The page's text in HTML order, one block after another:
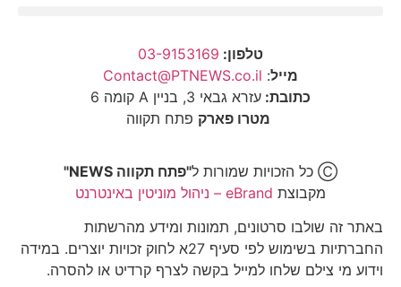
טלפון: 03-9153169
מייל:
Contact@PTNEWS.co.il
כתובת: עזרא גבאי 3, בניין A קומה 6
מטרו פארק פתח תקווה
Ⓒ כל הזכויות שמורות ל
"פתח תקווה NEWS"
מקבוצת eBrand – ניהול מוניטין באינטרנט
באתר זה שולבו סרטונים, תמונות ומידע מהרשתות
החברתיות בשימוש לפי סעיף 27א לחוק זכויות יוצרים. במידה
וידוע מי צילם שלחו למייל בקשה לצרף קרדיט או להסרה.